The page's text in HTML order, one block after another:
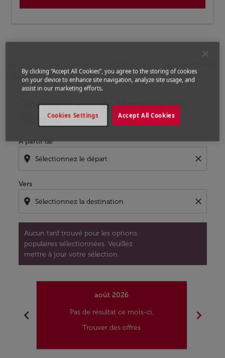
a Tenerife
Prochains Vols de Marseille vers
Tenerife
À partir de
location_on close
Vers
location_on close
Aucun tarif trouvé pour les options
populaires sélectionnées. Veuillez
mettre à jour votre sélection.
Aucun tarif trouvé pour les options populaires
chevron_left
août 2026
Pas de résultat ce mois-ci.
Trouver des offres
chevron_right
By clicking “Accept All Cookies”, you agree to the storing of cookies
on your device to enhance site navigation, analyze site usage, and
assist in our marketing efforts.
Accept All Cookies
Cookies Settings